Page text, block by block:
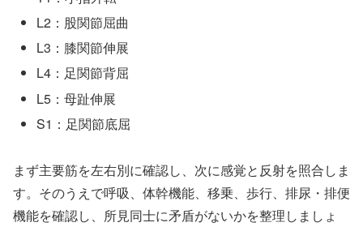
L2：股関節屈曲
L3：膝関節伸展
L4：足関節背屈
L5：母趾伸展
S1：足関節底屈
まず主要筋を左右別に確認し、次に感覚と反射を照合しま
す。そのうえで呼吸、体幹機能、移乗、歩行、排尿・排便
機能を確認し、所見同士に矛盾がないかを整理しましょ